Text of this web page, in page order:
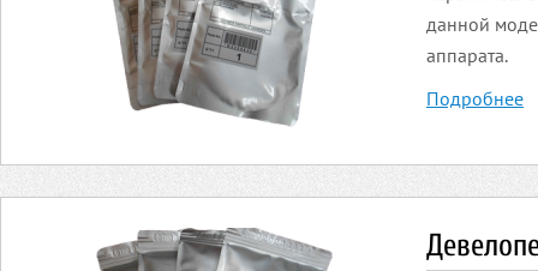
данной
аппарата.
Подробнее